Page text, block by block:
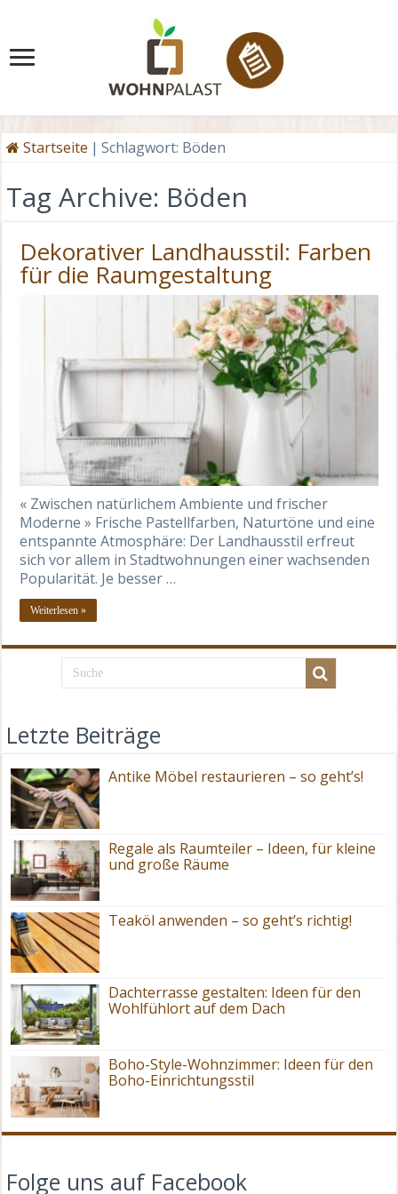
Startseite | Schlagwort: Böden
Tag Archive: Böden
Dekorativer Landhausstil: Farben
für die Raumgestaltung
« Zwischen natürlichem Ambiente und frischer
Moderne » Frische Pastellfarben, Naturtöne und eine
entspannte Atmosphäre: Der Landhausstil erfreut
sich vor allem in Stadtwohnungen einer wachsenden
Popularität. Je besser …
Weiterlesen »
Letzte Beiträge
Antike Möbel restaurieren – so geht’s!
Regale als Raumteiler – Ideen, für kleine
und große Räume
Teaköl anwenden – so geht’s richtig!
Dachterrasse gestalten: Ideen für den
Wohlfühlort auf dem Dach
Boho-Style-Wohnzimmer: Ideen für den
Boho-Einrichtungsstil
Folge uns auf Facebook